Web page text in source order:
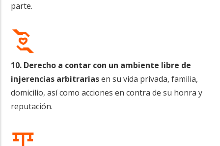
parte.
10. Derecho a contar con un ambiente libre de
injerencias arbitrariasen su vida privada, familia,
domicilio, así como acciones en contra de su honra y
reputación.